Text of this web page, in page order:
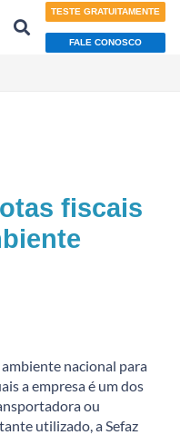
TESTE GRATUITAMENTE
FALE CONOSCO
fiscais
nacional para
a empresa é um dos
ou
utilizado, a Sefaz